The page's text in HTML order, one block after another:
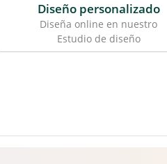
Diseño personalizado
Diseña online en nuestro
Estudio de diseño